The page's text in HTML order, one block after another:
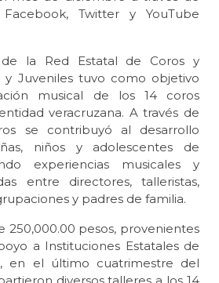
Twitter y YouTube
la Red Estatal de Coros y
y Juveniles tuvo como objetivo
musical de los 14 coros
veracruzana. A través de
se contribuyó al desarrollo
niños y adolescentes de
experiencias musicales y
entre directores, talleristas,
y padres de familia.
250,000.00 pesos, provenientes
a Instituciones Estatales de
en el último cuatrimestre del